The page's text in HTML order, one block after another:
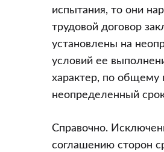
испытания, то они
трудовой договор
установлены на
условий ее
характер, по общему
неопределенный
Справочно.
соглашению сторон